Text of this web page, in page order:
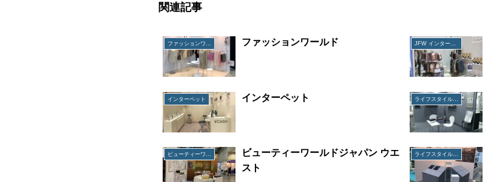
関連記事
ファッションワールド
インターペット インターペット
ビューティーワールドジャパン ウエスト
ビューティーワールドジャパン ウエ
スト
ライフスタイルWEEK